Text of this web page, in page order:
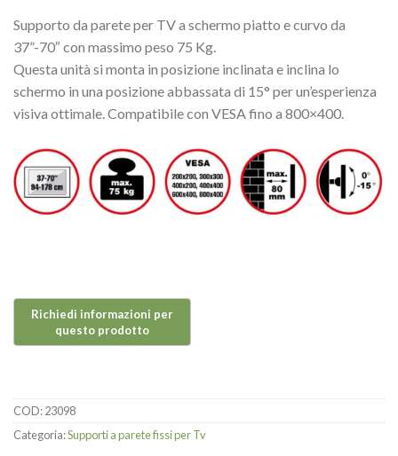
Supporto da parete per TV a schermo piatto e curvo da
37”-70″ con massimo peso 75 Kg.
Questa unità si monta in posizione inclinata e inclina lo
schermo in una posizione abbassata di 15° per un’esperienza
visiva ottimale. Compatibile con VESA fino a 800×400.
COD:23098
Categoria:Supporti a parete fissi per Tv